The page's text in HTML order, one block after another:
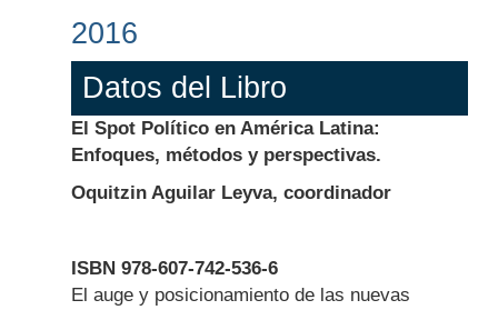
2016
Datos del Libro
El Spot Político en América Latina:
Enfoques, métodos y perspectivas.
Oquitzin Aguilar Leyva, coordinador
ISBN 978-607-742-536-6
Body
El auge y posicionamiento de las nuevas